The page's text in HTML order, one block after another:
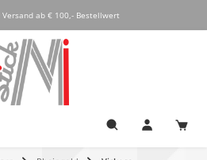
Versand ab € 100,- Bestellwert